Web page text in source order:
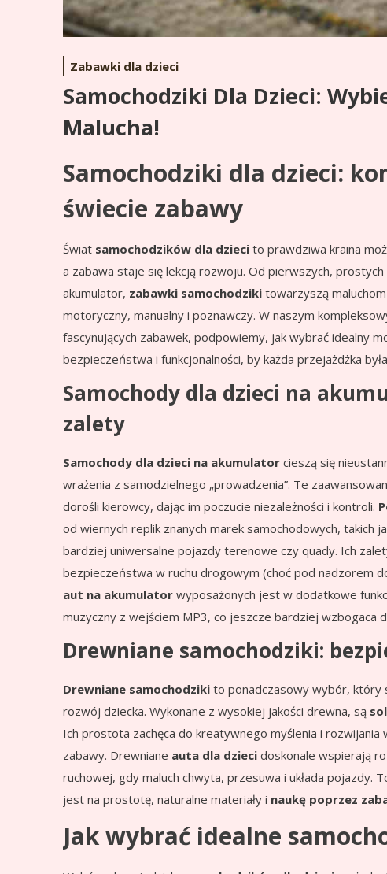
Zabawki dla dzieci
Samochodziki Dla Dzieci:
Malucha!
Samochodziki dla dzieci:
świecie zabawy
Świat samochodzików dla dzieci to prawdziwa kraina
a zabawa staje się lekcją rozwoju. Od pierwszych,
akumulator, zabawki samochodziki towarzyszą
motoryczny, manualny i poznawczy. W naszym
fascynujących zabawek, podpowiemy, jak wybrać idealny
bezpieczeństwa i funkcjonalności, by każda przejażdżka
Samochody dla dzieci na
zalety
Samochody dla dzieci na akumulator cieszą się
wrażenia z samodzielnego „prowadzenia”. Te
dorośli kierowcy, dając im poczucie niezależności i kontroli.
od wiernych replik znanych marek samochodowych, takich
bardziej uniwersalne pojazdy terenowe czy quady. Ich
bezpieczeństwa w ruchu drogowym (choć pod nadzorem
aut na akumulator wyposażonych jest w dodatkowe
muzyczny z wejściem MP3, co jeszcze bardziej wzbogaca
Drewniane samochodziki:
Drewniane samochodziki to ponadczasowy wybór, który
rozwój dziecka. Wykonane z wysokiej jakości drewna, są
Ich prostota zachęca do kreatywnego myślenia i
zabawy. Drewniane auta dla dzieci doskonale wspierają
ruchowej, gdy maluch chwyta, przesuwa i układa pojazdy.
jest na prostotę, naturalne materiały i naukę poprzez
Jak wybrać idealne